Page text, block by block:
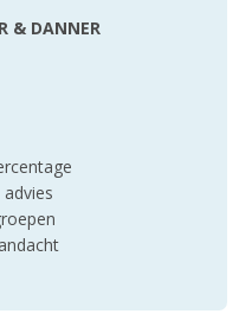
& DANNER